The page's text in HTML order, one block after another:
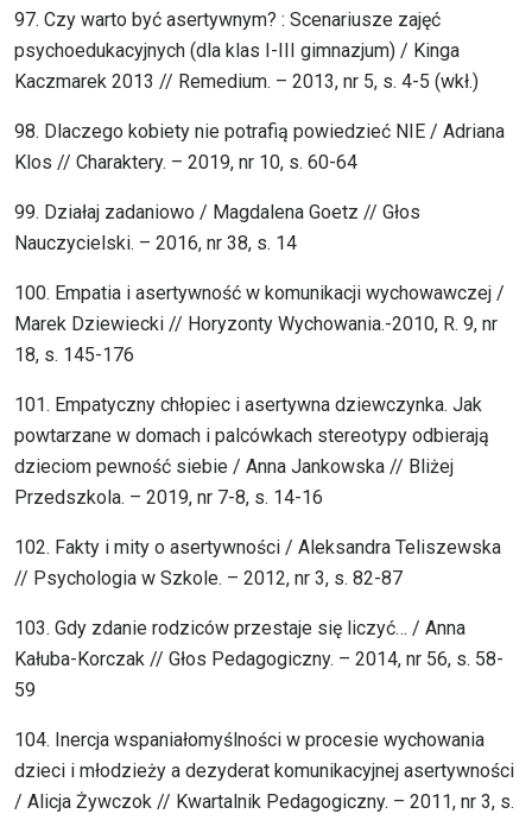
97. Czy warto być asertywnym? : Scenariusze zajęć
psychoedukacyjnych (dla klas I-III gimnazjum) / Kinga
Kaczmarek 2013 // Remedium. – 2013, nr 5, s. 4-5 (wkł.)
98. Dlaczego kobiety nie potrafią powiedzieć NIE / Adriana
Klos // Charaktery. – 2019, nr 10, s. 60-64
99. Działaj zadaniowo / Magdalena Goetz // Głos
Nauczycielski. – 2016, nr 38, s. 14
100. Empatia i asertywność w komunikacji wychowawczej /
Marek Dziewiecki // Horyzonty Wychowania.-2010, R. 9, nr
18, s. 145-176
101. Empatyczny chłopiec i asertywna dziewczynka. Jak
powtarzane w domach i palcówkach stereotypy odbierają
dzieciom pewność siebie / Anna Jankowska // Bliżej
Przedszkola. – 2019, nr 7-8, s. 14-16
102. Fakty i mity o asertywności / Aleksandra Teliszewska
// Psychologia w Szkole. – 2012, nr 3, s. 82-87
103. Gdy zdanie rodziców przestaje się liczyć… / Anna
Kałuba-Korczak // Głos Pedagogiczny. – 2014, nr 56, s. 58-
59
104. Inercja wspaniałomyślności w procesie wychowania
dzieci i młodzieży a dezyderat komunikacyjnej asertywności
/ Alicja Żywczok // Kwartalnik Pedagogiczny. – 2011, nr 3, s.